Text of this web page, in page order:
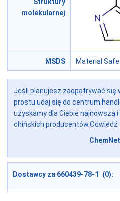
molekularnej
MSDS Material
Jeśli planujesz zaopatrywać się
prostu udaj się do centrum
uzyskamy dla Ciebie najnowszą
chińskich producentów.Odwiedź
ChemNet
Dostawcy za 660439-78-1 (0):